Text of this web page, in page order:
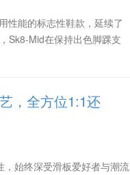
性能的标志性鞋款，延续了
Sk8-Mid在保持出色脚踝支
，全方位1:1还
始终深受滑板爱好者与潮流